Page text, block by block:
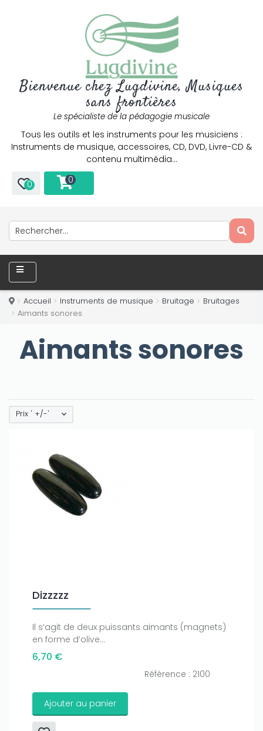
Bienvenue chez Lugdivine, Musiques
sans frontières
Le spécialiste de la pédagogie musicale
Tous les outils et les instruments pour les musiciens :
Instruments de musique, accessoires, CD, DVD, Livre-CD &
contenu multimédia…
0 0
Accueil Instruments de musique Bruitage
Bruitages
Aimants sonores
Aimants sonores
Prix ' +/-'
Dizzzzz
Il s’agit de deux puissants aimants (magnets)
en forme d’olive...
6,70 €
Référence : 2100
Ajouter au panier
Only play at Joo casinoif you really want to win a huge
amount on your credits!